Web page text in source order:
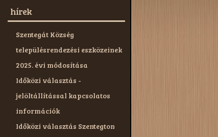
hírek
Szentegát Község
településrendezési eszközeinek
2025. évi módosítása
Időközi választás -
jelöltállítással kapcsolatos
információk
Időközi választás Szentegton